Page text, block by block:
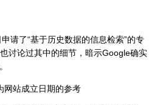
请了“基于历史数据的信息检索”的专
讨论过其中的细节，暗示Google确实
网站成立日期的参考